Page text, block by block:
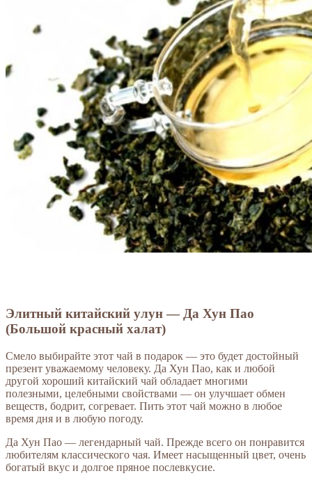
Элитный китайский улун — Да Хун Пао
(Большой красный халат)
Смело выбирайте этот чай в подарок — это будет достойный
презент уважаемому человеку. Да Хун Пао, как и любой
другой хороший китайский чай обладает многими
полезными, целебными свойствами — он улучшает обмен
веществ, бодрит, согревает. Пить этот чай можно в любое
время дня и в любую погоду.
Да Хун Пао — легендарный чай. Прежде всего он понравится
любителям классического чая. Имеет насыщенный цвет, очень
богатый вкус и долгое пряное послевкусие.